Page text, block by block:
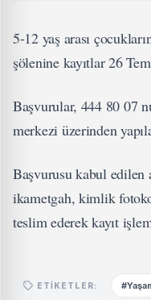
5-12 yaş arası
şölenine kayıtlar 26
Başvurular, 444 80 07
merkezi üzerinden
Başvurusu kabul
ikametgah, kimlik
teslim ederek kayıt
ETIKETLER: